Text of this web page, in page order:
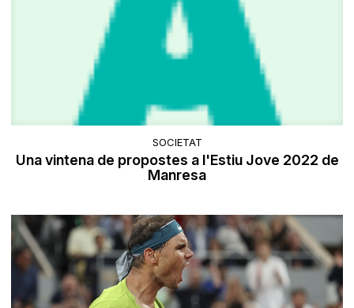
SOCIETAT
Una vintena de propostes a l'Estiu Jove 2022 de
Manresa